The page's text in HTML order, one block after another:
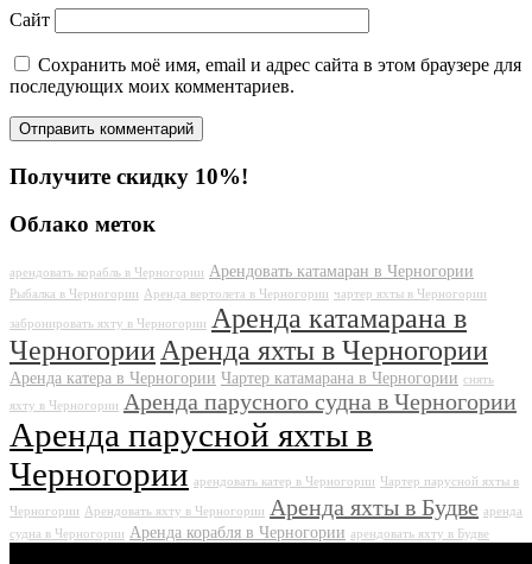
Сайт
Сохранить моё имя, email и адрес сайта в этом браузере для
последующих моих комментариев.
Получите скидку 10%!
Облако меток
арендовать корабль в Черногории Арендовать катамаран в Черногории
Рыбалка в Черногории Аренда вертолета в Черногории чартер яхты в Черногории
забронировать яхту в Черногории
Аренда катамарана в
Черногории Аренда яхты в Черногории
Аренда катера в Черногории Чартер катамарана в Черногории снять
яхту в Черногории
Аренда парусного судна в Черногории
Аренда парусной яхты в
Черногории арендовать катер в Черногории Чартер парусной яхты в
Черногории Арендовать яхту в Черногории Аренда яхты в Будве аренда
судна в Черногории Аренда корабля в Черногории арендовать яхту в Будве